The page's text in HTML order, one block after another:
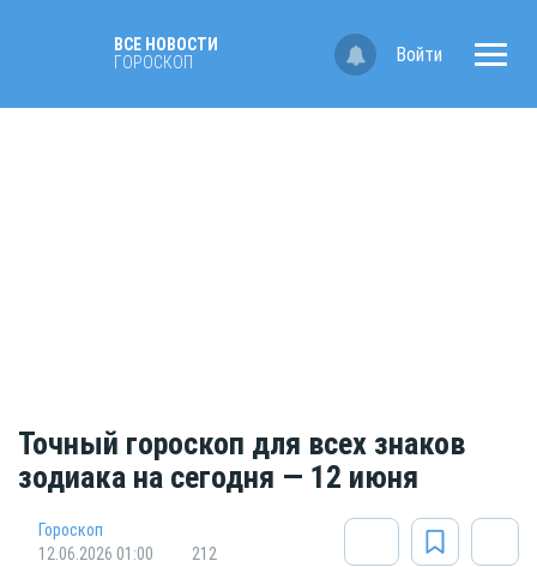
ВСЕ НОВОСТИ
ГОРОСКОП
Войти
Точный гороскоп для всех знаков
зодиака на сегодня — 12 июня
Гороскоп
12.06.2026 01:00
212